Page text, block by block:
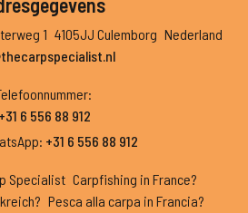
1 4105JJ Culemborg Nederland
:
+31 6 556 88 912
: +31 6 556 88 912
Specialist Carpfishing in France?
Pesca alla carpa in Francia?